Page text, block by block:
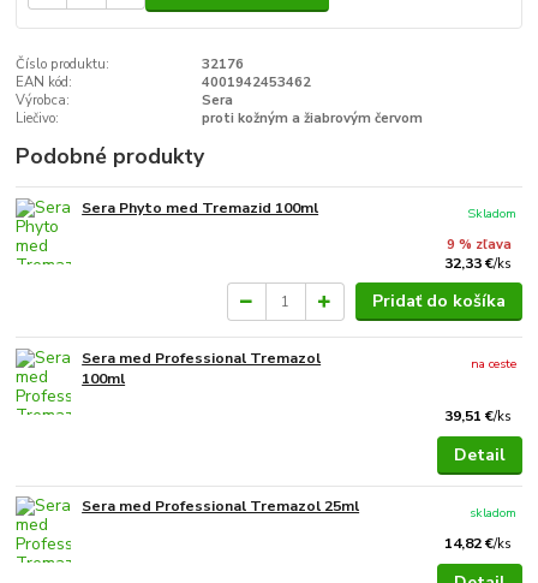
Číslo produktu:
32176
EAN kód:
4001942453462
Výrobca:
Sera
Liečivo:
proti kožným a žiabrovým červom
Podobné produkty
Sera Phyto med Tremazid 100ml
9 % zľava
32,33 €/ks
Skladom
Pridať do košíka
Sera med Professional Tremazol
100ml
39,51 €/ks
na ceste
Detail
Sera med Professional Tremazol 25ml
14,82 €/ks
skladom